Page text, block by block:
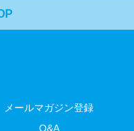
メールマガジン登録
Q&A